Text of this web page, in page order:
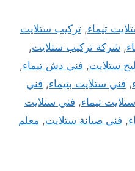
تيماء,تركيب ستلايت
, شركة تركيب ستلايت,
ستلايت, فني دش تيماء,
, فني ستلايت بتيماء, فني
تيماء, فني ستلايت
, فني صيانة ستلايت, معلم